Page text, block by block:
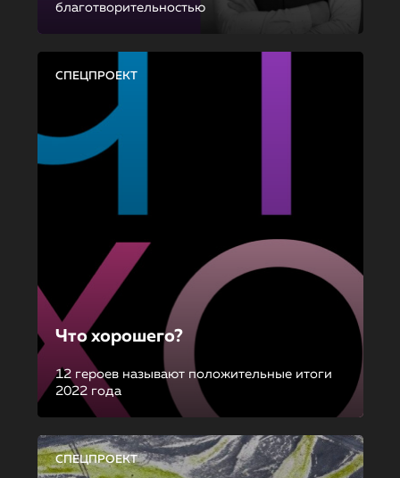
благотворительностью
СПЕЦПРОЕКТ
Что хорошего?
12 героев называют положительные итоги
2022 года
СПЕЦПРОЕКТ